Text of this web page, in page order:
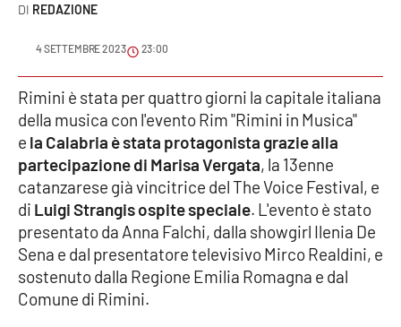
Podcast
Editoriali
VIDEO
Ambiente
Cronaca
Cultura
REDAZIONE
4 SETTEMBRE 2023 23:00
Rimini è stata per quattro giorni la capitale italiana
della musica con l'evento Rim "Rimini in Musica"
e la Calabria è stata protagonista grazie alla
partecipazione di Marisa Vergata, la 13enne
catanzarese già vincitrice del The Voice Festival, e
di Luigi Strangis ospite speciale. L'evento è stato
presentato da Anna Falchi, dalla showgirl Ilenia De
Sena e dal presentatore televisivo Mirco Realdini, e
sostenuto dalla Regione Emilia Romagna e dal
Comune di Rimini.